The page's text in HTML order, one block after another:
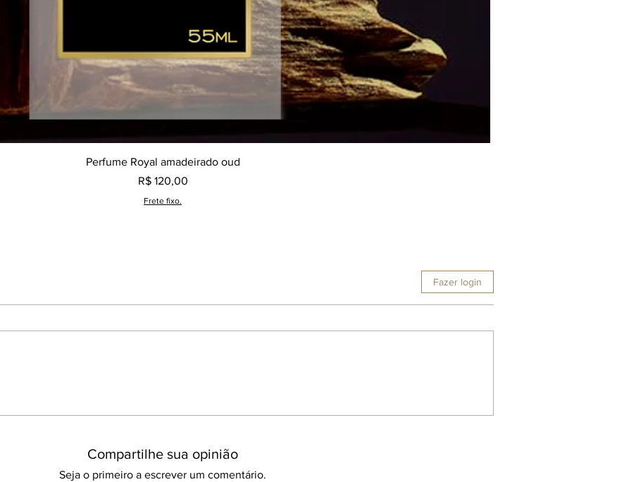
Visualização rápida
Perfume Royal amadeirado oud
Preço
R$ 120,00
Frete fixo.
Fazer login
Compartilhe sua opinião
Seja o primeiro a escrever um comentário.